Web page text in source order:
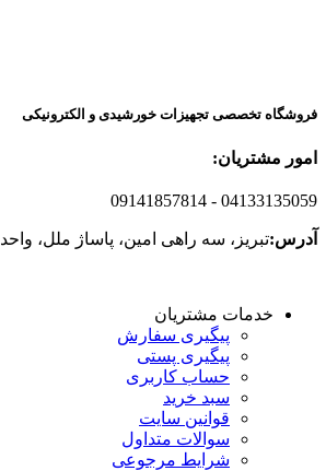
فروشگاه تخصصی تجهیزات خورشیدی و الکترونیکی
امور مشتریان:
- 04133135059
09141857814
آدرس:تبریز، سه راهی امین، پاساژ ملل، واحد 61
خدمات مشتریان
پیگیری سفارش
پیگیری پستی
حساب کاربری
سبد خرید
قوانین سایت
سوالات متداول
شرایط مرجوعی